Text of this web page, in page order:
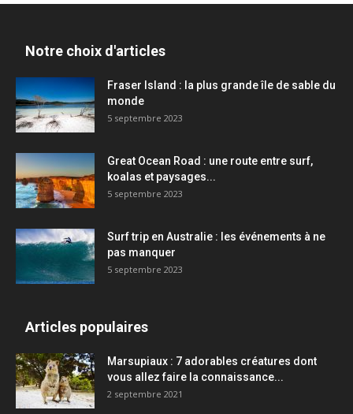
Notre choix d'articles
Fraser Island : la plus grande île de sable du
monde
5 septembre 2023
Great Ocean Road : une route entre surf,
koalas et paysages...
5 septembre 2023
Surf trip en Australie : les événements à ne
pas manquer
5 septembre 2023
Articles populaires
Marsupiaux : 7 adorables créatures dont
vous allez faire la connaissance...
2 septembre 2021